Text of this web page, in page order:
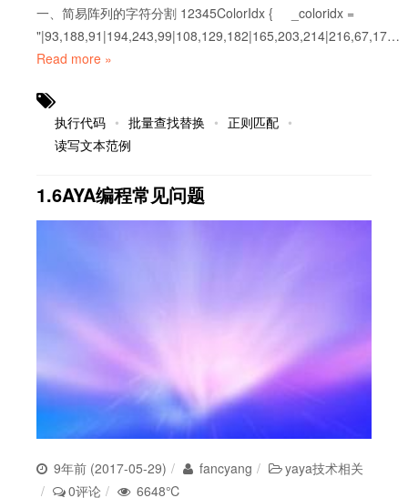
一、简易阵列的字符分割 12345ColorIdx { _coloridx =
"|93,188,91|194,243,99|108,129,182|165,203,214|216,67,17…
Read more »
执行代码 批量查找替换
正则匹配
读写文本范例
1.6AYA编程常见问题
9年前 (2017-05-29) fancyang
yaya技术相关
0评论
6648℃